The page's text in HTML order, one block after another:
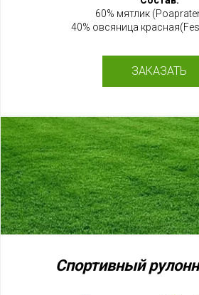
60% мятлик
40% овсяница
ЗАКАЗАТЬ
Спортивный